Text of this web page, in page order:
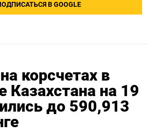
В GOOGLE
корсчетах в
Казахстана на 19
до 590,913